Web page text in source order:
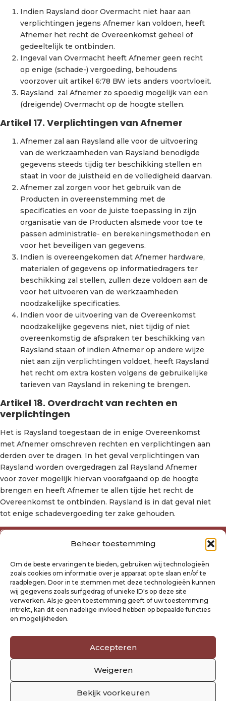
Beheer toestemming
Om de beste ervaringen te bieden, gebruiken wij technologieën
zoals cookies om informatie over je apparaat op te slaan en/of te
raadplegen. Door in te stemmen met deze technologieën kunnen
wij gegevens zoals surfgedrag of unieke ID's op deze site
verwerken. Als je geen toestemming geeft of uw toestemming
intrekt, kan dit een nadelige invloed hebben op bepaalde functies
en mogelijkheden.
Accepteren
Weigeren
Bekijk voorkeuren
Indien Raysland door Overmacht niet haar aan
verplichtingen jegens Afnemer kan voldoen, heeft
Afnemer het recht de Overeenkomst geheel of
gedeeltelijk te ontbinden.
Ingeval van Overmacht heeft Afnemer geen recht
op enige (schade-) vergoeding, behoudens
voorzover uit artikel 6:78 BW iets anders voortvloeit.
Raysland zal Afnemer zo spoedig mogelijk van een
(dreigende) Overmacht op de hoogte stellen.
Artikel 17. Verplichtingen van Afnemer
Afnemer zal aan Raysland alle voor de uitvoering
van de werkzaamheden van Raysland benodigde
gegevens steeds tijdig ter beschikking stellen en
staat in voor de juistheid en de volledigheid daarvan.
Afnemer zal zorgen voor het gebruik van de
Producten in overeenstemming met de
specificaties en voor de juiste toepassing in zijn
organisatie van de Producten alsmede voor toe te
passen administratie- en berekeningsmethoden en
voor het beveiligen van gegevens.
Indien is overeengekomen dat Afnemer hardware,
materialen of gegevens op informatiedragers ter
beschikking zal stellen, zullen deze voldoen aan de
voor het uitvoeren van de werkzaamheden
noodzakelijke specificaties.
Indien voor de uitvoering van de Overeenkomst
noodzakelijke gegevens niet, niet tijdig of niet
overeenkomstig de afspraken ter beschikking van
Raysland staan of indien Afnemer op andere wijze
niet aan zijn verplichtingen voldoet, heeft Raysland
het recht om extra kosten volgens de gebruikelijke
tarieven van Raysland in rekening te brengen.
Artikel 18. Overdracht van rechten en
verplichtingen
Het is Raysland toegestaan de in enige Overeenkomst
met Afnemer omschreven rechten en verplichtingen aan
derden over te dragen. In het geval verplichtingen van
Raysland worden overgedragen zal Raysland Afnemer
voor zover mogelijk hiervan voorafgaand op de hoogte
brengen en heeft Afnemer te allen tijde het recht de
Overeenkomst te ontbinden. Raysland is in dat geval niet
tot enige schadevergoeding ter zake gehouden.
Over ons
Algemene voorwaarden
Privacyverklaring Raysland
Cookiebeleid
Mijn account
Klantenservice
Verzending- en retourbeleid
Volg ons